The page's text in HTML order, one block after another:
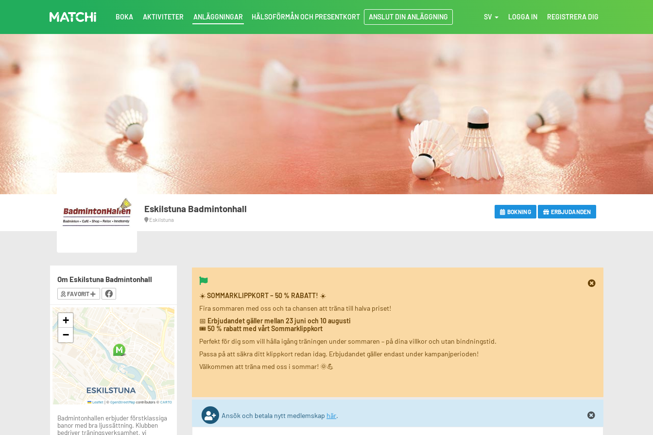
BOKA AKTIVITETER ANLÄGGNINGAR HÄLSOFÖRMÅN OCH PRESENTKORT ANSLUT DIN ANLÄGGNING SV LOGGA IN REGISTRERA DIG
Eskilstuna Badmintonhall
Eskilstuna
BOKNING ERBJUDANDEN
☀️SOMMARKLIPPKORT – 50 % RABATT! ☀️
Fira sommaren med oss och ta chansen att träna till halva priset!
📅 Erbjudandet gäller mellan 23 juni och 10 augusti
🎟️50 % rabatt med vårt Sommarklippkort
Perfekt för dig som vill hålla igång träningen under sommaren – på dina villkor och utan bindningstid.
Passa på att säkra ditt klippkort redan idag. Erbjudandet gäller endast under kampanjperioden!
Välkommen att träna med oss i sommar! 🌞💪
Ansök och betala nytt medlemskap här.
Om Eskilstuna Badmintonhall
FAVORIT
+
−
Leaflet |© OpenStreetMapcontributors © CARTO
Badmintonhallen erbjuder förstklassiga
banor med bra ljussättning. Klubben
bedriver träningsverksamhet, vi